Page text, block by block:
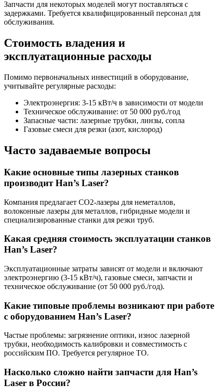
Запчасти для некоторых моделей могут поставляться с
задержками. Требуется квалифицированный персонал для
обслуживания.
Стоимость владения и
эксплуатационные расходы
Помимо первоначальных инвестиций в оборудование,
учитывайте регулярные расходы:
Электроэнергия: 3-15 кВт/ч в зависимости от модели
Техническое обслуживание: от 50 000 руб./год
Запасные части: лазерные трубки, линзы, сопла
Газовые смеси для резки (азот, кислород)
Часто задаваемые вопросы
Какие основные типы лазерных станков
производит Han’s Laser?
Компания предлагает CO2-лазеры для неметаллов,
волоконные лазеры для металлов, гибридные модели и
специализированные станки для резки труб.
Какая средняя стоимость эксплуатации станков
Han’s Laser?
Эксплуатационные затраты зависят от модели и включают
электроэнергию (3-15 кВт/ч), газовые смеси, запчасти и
техническое обслуживание (от 50 000 руб./год).
Какие типовые проблемы возникают при работе
с оборудованием Han’s Laser?
Частые проблемы: загрязнение оптики, износ лазерной
трубки, необходимость калибровки и совместимость с
российским ПО. Требуется регулярное ТО.
Насколько сложно найти запчасти для Han’s
Laser в России?